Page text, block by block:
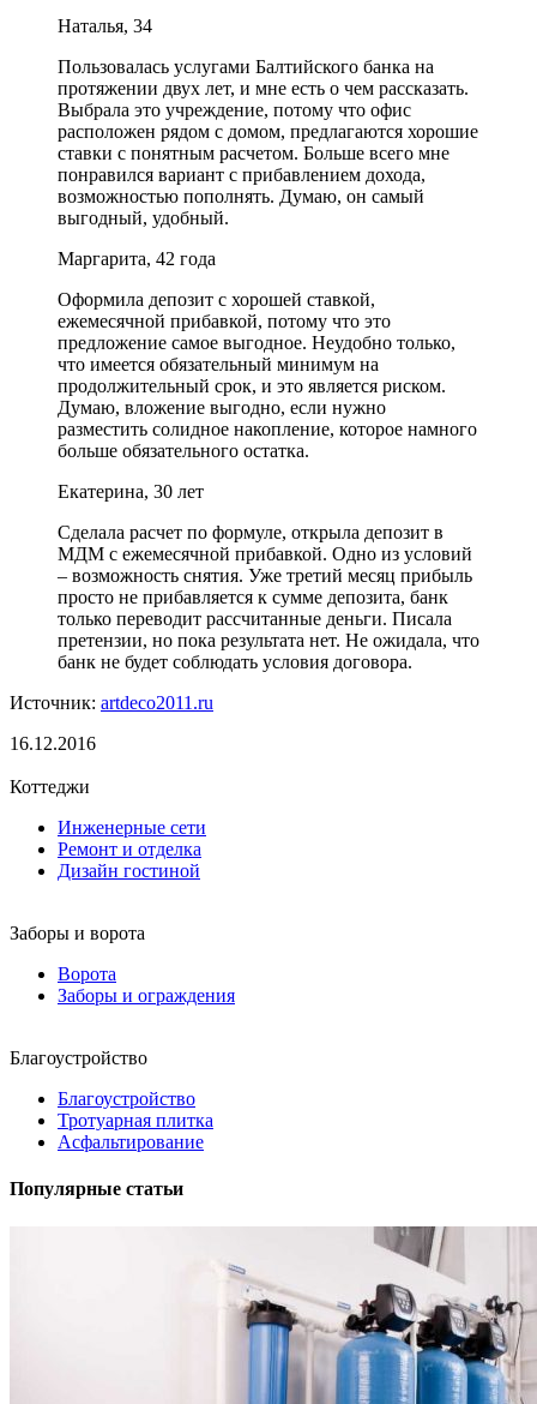
Наталья, 34
Пользовалась услугами Балтийского банка на
протяжении двух лет, и мне есть о чем рассказать.
Выбрала это учреждение, потому что офис
расположен рядом с домом, предлагаются хорошие
ставки с понятным расчетом. Больше всего мне
понравился вариант с прибавлением дохода,
возможностью пополнять. Думаю, он самый
выгодный, удобный.
Маргарита, 42 года
Оформила депозит с хорошей ставкой,
ежемесячной прибавкой, потому что это
предложение самое выгодное. Неудобно только,
что имеется обязательный минимум на
продолжительный срок, и это является риском.
Думаю, вложение выгодно, если нужно
разместить солидное накопление, которое намного
больше обязательного остатка.
Екатерина, 30 лет
Сделала расчет по формуле, открыла депозит в
МДМ с ежемесячной прибавкой. Одно из условий
– возможность снятия. Уже третий месяц прибыль
просто не прибавляется к сумме депозита, банк
только переводит рассчитанные деньги. Писала
претензии, но пока результата нет. Не ожидала, что
банк не будет соблюдать условия договора.
Источник: artdeco2011.ru
16.12.2016
Коттеджи
Инженерные сети
Ремонт и отделка
Дизайн гостиной
Заборы и ворота
Ворота
Заборы и ограждения
Благоустройство
Благоустройство
Тротуарная плитка
Асфальтирование
Популярные статьи